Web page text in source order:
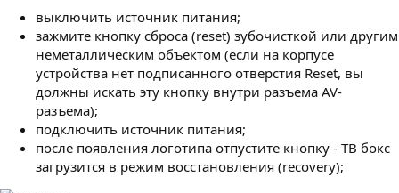
и
и
i
m
e
выключить источник питания;
зажмите кнопку сброса (reset) зубочисткой или другим
неметаллическим объектом (если на корпусе
устройства нет подписанного отверстия Reset, вы
должны искать эту кнопку внутри разъема AV-
разъема);
подключить источник питания;
после появления логотипа отпустите кнопку - ТВ бокс
загрузится в режим восстановления (recovery);